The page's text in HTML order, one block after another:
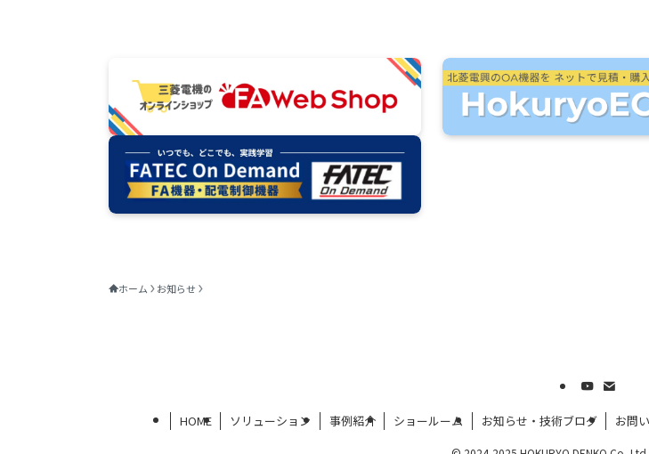
ホーム お知らせ
HOME ソリューション 事例紹介 ショールーム お知らせ・技術ブログ お問